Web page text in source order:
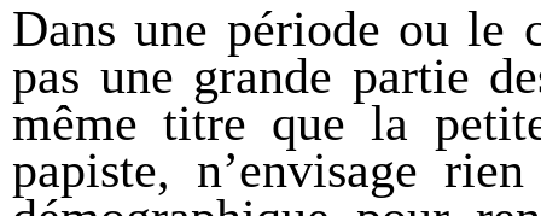
Dans une période ou le
pas une grande partie
même titre que la
papiste, n’envisage